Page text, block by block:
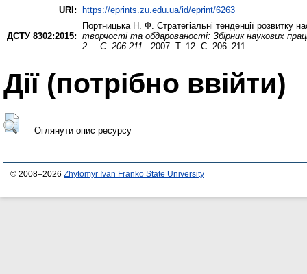
URI: https://eprints.zu.edu.ua/id/eprint/6263
ДСТУ 8302:2015:
Портницька Н. Ф. Стратегіальні тенденції розвитку
творчості та обдарованості: Збірник наукових
2. – С. 206-211.
. 2007. Т. 12. С. 206–211.
Дії ​​(потрібно ввійти)
Оглянути опис ресурсу
© 2008–2026 Zhytomyr Ivan Franko State University